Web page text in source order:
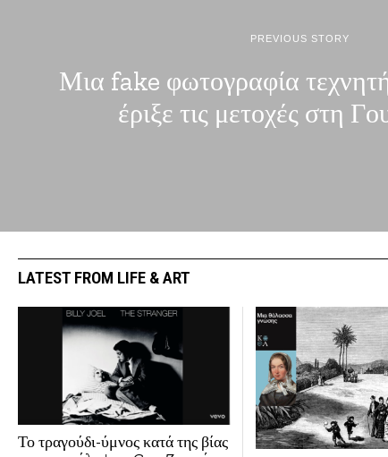
PREVIOUS STORY
Μια fake φωτογραφία
έριξε τις μετοχές στη
LATEST FROM LIFE & ART
Το τραγούδι-ύμνος κατά της βίας